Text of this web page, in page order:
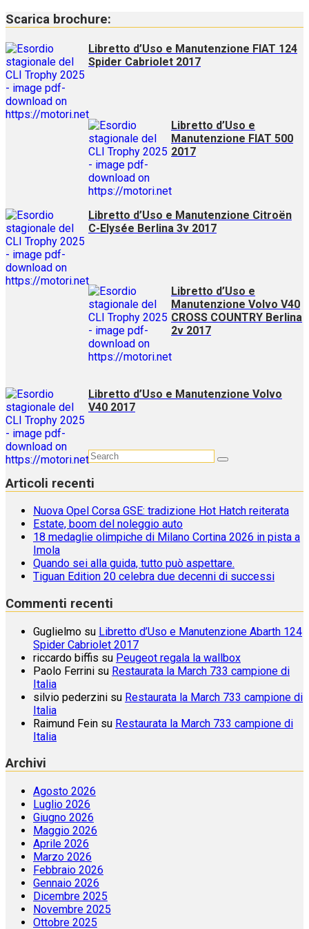
Scarica brochure:
Libretto d’Uso e Manutenzione FIAT 124
Spider Cabriolet 2017
Libretto d’Uso e
Manutenzione FIAT 500
2017
Libretto d’Uso e Manutenzione Citroën
C-Elysée Berlina 3v 2017
Libretto d’Uso e
Manutenzione Volvo V40
CROSS COUNTRY Berlina
2v 2017
Libretto d’Uso e Manutenzione Volvo
V40 2017
Articoli recenti
Nuova Opel Corsa GSE: tradizione Hot Hatch reiterata
Estate, boom del noleggio auto
18 medaglie olimpiche di Milano Cortina 2026 in pista a
Imola
Quando sei alla guida, tutto può aspettare.
Tiguan Edition 20 celebra due decenni di successi
Commenti recenti
Guglielmo su Libretto d’Uso e Manutenzione Abarth 124
Spider Cabriolet 2017
riccardo biffis su Peugeot regala la wallbox
Paolo Ferrini su Restaurata la March 733 campione di
Italia
silvio pederzini su Restaurata la March 733 campione di
Italia
Raimund Fein su Restaurata la March 733 campione di
Italia
Archivi
Agosto 2026
Luglio 2026
Giugno 2026
Maggio 2026
Aprile 2026
Marzo 2026
Febbraio 2026
Gennaio 2026
Dicembre 2025
Novembre 2025
Ottobre 2025